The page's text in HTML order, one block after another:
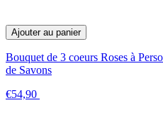
Ajouter au panier
Bouquet de 3 coeurs Roses à
de Savons
€54,90